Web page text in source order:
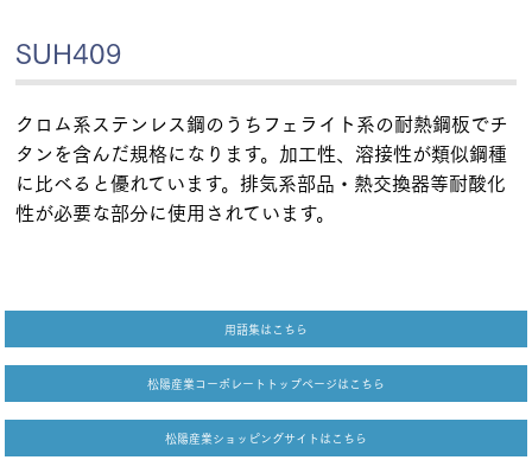
SUH409
クロム系ステンレス鋼のうちフェライト系の耐熱鋼板でチ
タンを含んだ規格になります。加工性、溶接性が類似鋼種
に比べると優れています。排気系部品・熱交換器等耐酸化
性が必要な部分に使用されています。
用語集はこちら
松陽産業コーポレートトップページはこちら
松陽産業ショッピングサイトはこちら